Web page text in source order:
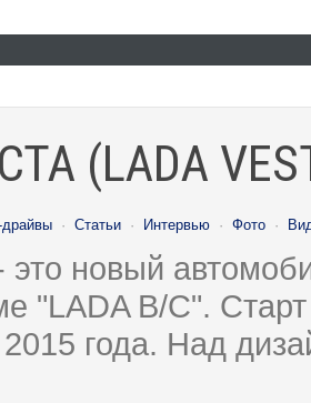
(LADA
драйвы · Статьи · Интервью · Фото ·
это новый
"LADA B/C".
года. Над